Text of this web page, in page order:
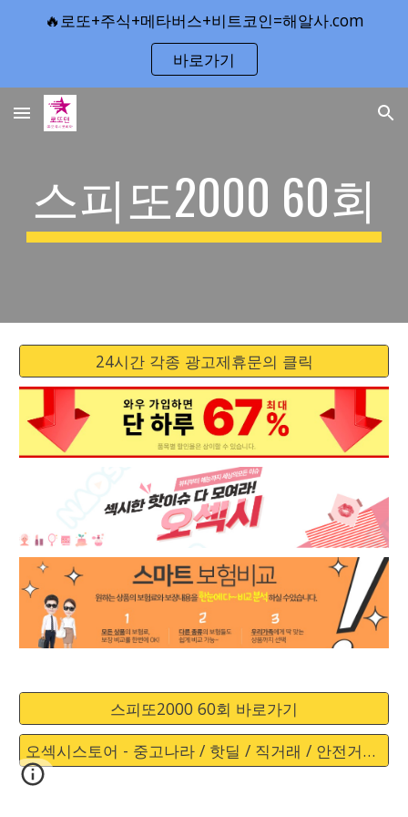
Skip to main content Skip to navigation
🔥로또+주식+메타버스+비트코인=해알사.com
바로가기
스피또2000 60회
24시간 각종 광고제휴문의 클릭
스피또2000 60회 바로가기
오섹시스토어 - 중고나라 / 핫딜 / 직거래 / 안전거래 바로가기